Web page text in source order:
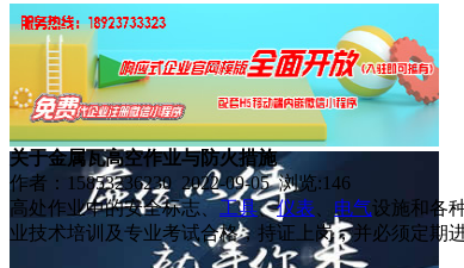
关于金属瓦高空作业与防火措施
作者：15853236230 2022-09-05 浏览:146
高处作业中的安全标志、 工具、仪表 电气设施和各
业技术培训及专业考试合格，持证上岗，并必须定期